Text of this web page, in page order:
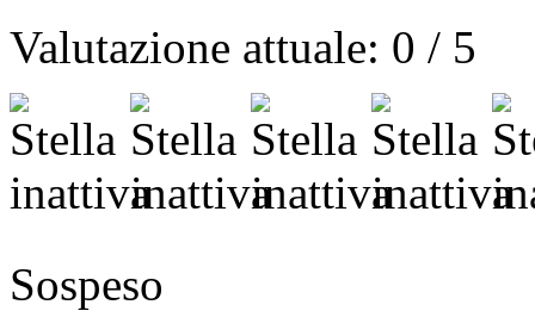
Valutazione attuale: 0 / 5
Sospeso